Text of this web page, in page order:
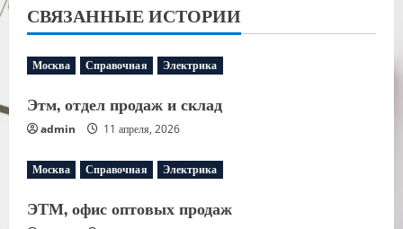
СВЯЗАННЫЕ ИСТОРИИ
Москва Справочная Электрика
Этм, отдел продаж и склад
admin 11 апреля, 2026
Москва Справочная Электрика
ЭТМ, офис оптовых продаж